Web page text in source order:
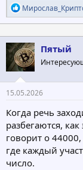
Р
е
а
к
ц
и
и
:
Пятый
15.05.2026
Когда речь
разбегаются,
говорит о
где каждый
число.